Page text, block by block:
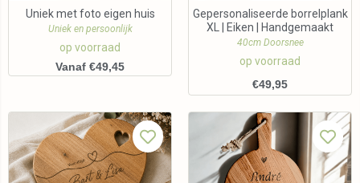
Uniek met foto eigen huis
Uniek en persoonlijk
op voorraad
Vanaf €49,45
Gepersonaliseerde borrelplank
XL | Eiken | Handgemaakt
40cm Doorsnee
op voorraad
€49,95